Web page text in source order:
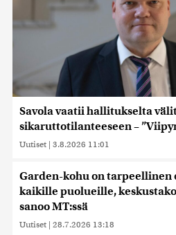
Savola vaatii hallitukselta
sikaruttotilanteeseen –
Uutiset | 3.8.2026 11:01
Garden-kohu on tarpeellinen
kaikille puolueille,
sanoo MT:ssä
Uutiset | 28.7.2026 13:18